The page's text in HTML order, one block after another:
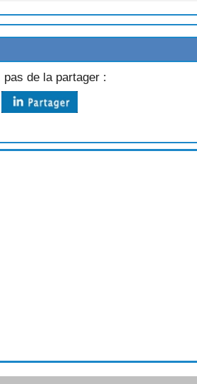
pas de la partager :